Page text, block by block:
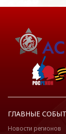
ГЛАВНЫЕ
Новости регионов